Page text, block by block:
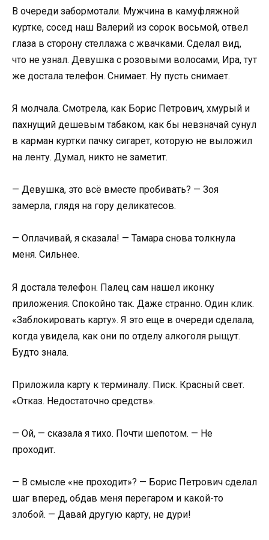
В очереди забормотали. Мужчина в камуфляжной
куртке, сосед наш Валерий из сорок восьмой, отвел
глаза в сторону стеллажа с жвачками. Сделал вид,
что не узнал. Девушка с розовыми волосами, Ира, тут
же достала телефон. Снимает. Ну пусть снимает.
Я молчала. Смотрела, как Борис Петрович, хмурый и
пахнущий дешевым табаком, как бы невзначай сунул
в карман куртки пачку сигарет, которую не выложил
на ленту. Думал, никто не заметит.
— Девушка, это всё вместе пробивать? — Зоя
замерла, глядя на гору деликатесов.
— Оплачивай, я сказала! — Тамара снова толкнула
меня. Сильнее.
Я достала телефон. Палец сам нашел иконку
приложения. Спокойно так. Даже странно. Один клик.
«Заблокировать карту». Я это еще в очереди сделала,
когда увидела, как они по отделу алкоголя рыщут.
Будто знала.
Приложила карту к терминалу. Писк. Красный свет.
«Отказ. Недостаточно средств».
— Ой, — сказала я тихо. Почти шепотом. — Не
проходит.
— В смысле «не проходит»? — Борис Петрович сделал
шаг вперед, обдав меня перегаром и какой-то
злобой. — Давай другую карту, не дури!